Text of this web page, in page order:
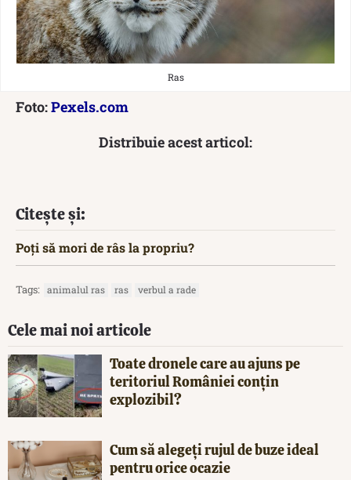
Ras
Foto:Pexels.com
Distribuie acest articol:
Citește și:
Poți să mori de râs la propriu?
Tags: animalul ras ras verbul a rade
Cele mai noi articole
Toate dronele care au ajuns pe
teritoriul României conțin
explozibil?
Cum să alegeți rujul de buze ideal
pentru orice ocazie